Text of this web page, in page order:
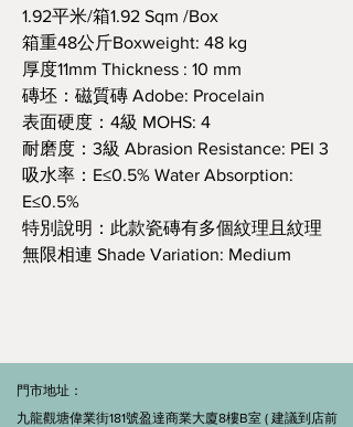
1.92平米/箱1.92 Sqm /Box
箱重48公斤Boxweight: 48 kg
厚度11mm Thickness : 10 mm
磚坯：磁質磚 Adobe: Procelain
表面硬度：4級 MOHS: 4
耐磨度：3級 Abrasion Resistance: PEI 3
吸水率：E≤0.5% Water Absorption:
E≤0.5%
特別說明：此款瓷磚有多個紋理且紋理
無限相連 Shade Variation: Medium
門市地址：
九龍觀塘偉業街181號盈達商業大廈8樓B室 ( 建議到店前